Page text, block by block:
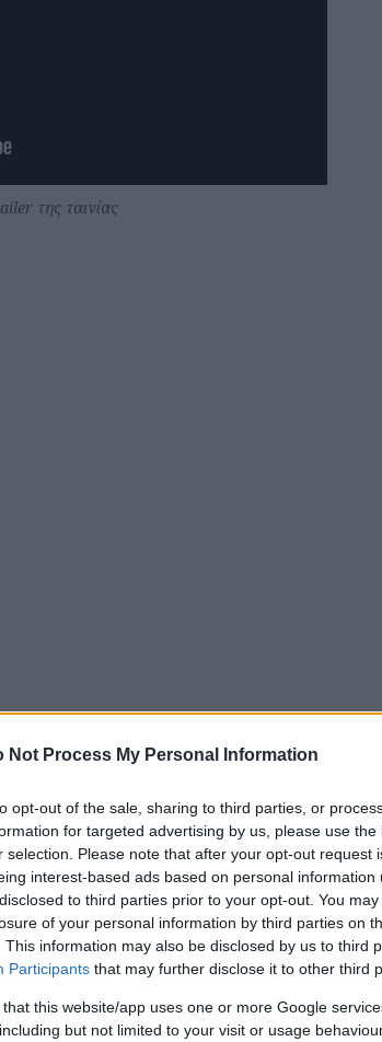
Not Process My Personal Information
opt-out of the sale, sharing to third parties, or
for targeted advertising by us, please use
selection. Please note that after your opt-out request
interest-based ads based on personal information
to third parties prior to your opt-out. You
of your personal information by third parties on
This information may also be disclosed by us to third
Participants that may further disclose it to other third
that this website/app uses one or more Google
but not limited to your visit or usage
της ταινίας